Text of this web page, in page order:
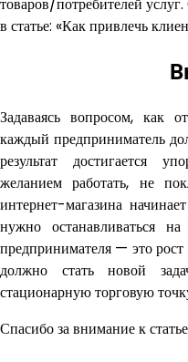
в статье: «Как привлечь
Задаваясь вопросом, как
каждый предприниматель
результат достигается
желанием работать, не
интернет-магазина
нужно останавливаться
предпринимателя — это
должно стать новой
стационарную торговую
Спасибо за внимание к